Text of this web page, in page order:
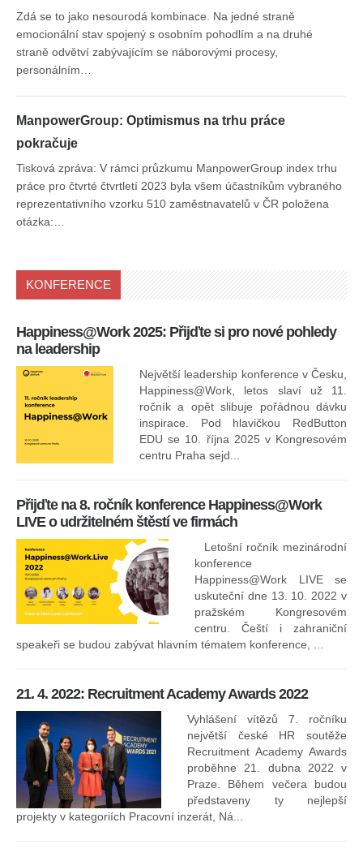
Zdá se to jako nesourodá kombinace. Na jedné straně
emocionální stav spojený s osobním pohodlím a na druhé
straně odvětví zabývajícím se náborovými procesy,
personálním…
ManpowerGroup: Optimismus na trhu práce
pokračuje
Tisková zpráva: V rámci průzkumu ManpowerGroup index trhu
práce pro čtvrté čtvrtletí 2023 byla všem účastníkům vybraného
reprezentativního vzorku 510 zaměstnavatelů v ČR položena
otázka:…
KONFERENCE
Happiness@Work 2025: Přijďte si pro nové pohledy
na leadership
Největší leadership konference v Česku,
Happiness@Work, letos slaví už 11.
ročník a opět slibuje pořádnou dávku
inspirace. Pod hlavičkou RedButton
EDU se 10. října 2025 v Kongresovém
centru Praha sejd...
Přijďte na 8. ročník konference Happiness@Work
LIVE o udržitelném štěstí ve firmách
Letošní ročník mezinárodní
konference
Happiness@Work LIVE se
uskuteční dne 13. 10. 2022 v
pražském Kongresovém
centru. Čeští i zahraniční
speakeři se budou zabývat hlavním tématem konference, ...
21. 4. 2022: Recruitment Academy Awards 2022
Vyhlášení vítězů 7. ročníku
největší české HR soutěže
Recruitment Academy Awards
proběhne 21. dubna 2022 v
Praze. Během večera budou
představeny ty nejlepší
projekty v kategoriích Pracovní inzerát, Ná...